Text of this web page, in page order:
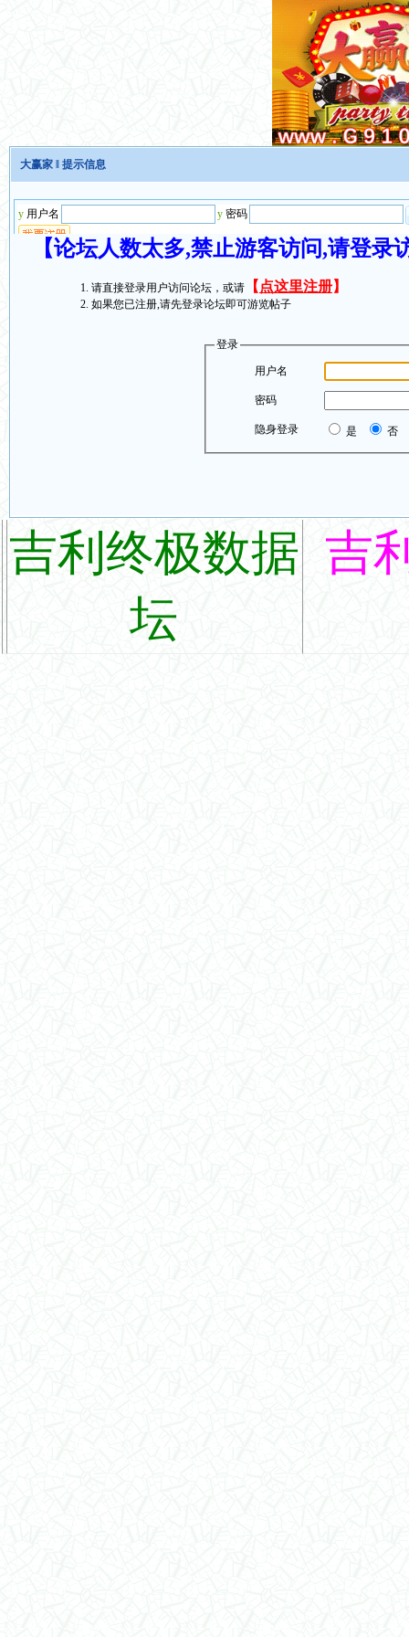
大赢家 ‖ 提示信息
【论坛人数太多,禁止游客访问,请登
请直接登录用户访问论坛，或请 【 点这里注册】
如果您已注册,请先登录论坛即可游览帖子
登录
用户名
密码
隐身登录 是 否
吉利终极数据
坛
吉